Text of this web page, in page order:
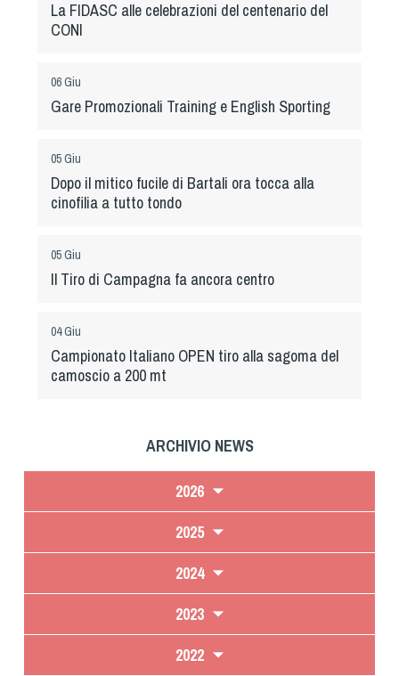
La FIDASC alle celebrazioni del centenario del
CONI
06 Giu
Gare Promozionali Training e English Sporting
05 Giu
Dopo il mitico fucile di Bartali ora tocca alla
cinofilia a tutto tondo
05 Giu
Il Tiro di Campagna fa ancora centro
04 Giu
Campionato Italiano OPEN tiro alla sagoma del
camoscio a 200 mt
ARCHIVIO NEWS
2026
2025
2024
2023
2022